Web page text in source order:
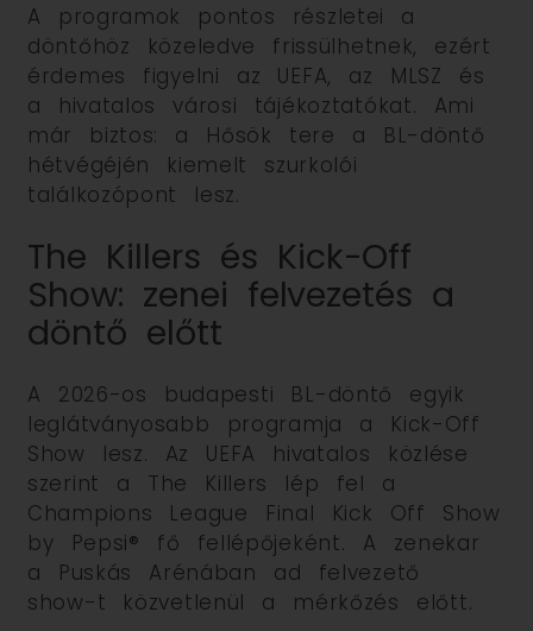
A programok pontos részletei a
döntőhöz közeledve frissülhetnek, ezért
érdemes figyelni az UEFA, az MLSZ és
a hivatalos városi tájékoztatókat. Ami
már biztos: a Hősök tere a BL-döntő
hétvégéjén kiemelt szurkolói
találkozópont lesz.
The Killers és Kick-Off
Show: zenei felvezetés a
döntő előtt
A 2026-os budapesti BL-döntő egyik
leglátványosabb programja a Kick-Off
Show lesz. Az UEFA hivatalos közlése
szerint a The Killers lép fel a
Champions League Final Kick Off Show
by Pepsi® fő fellépőjeként. A zenekar
a Puskás Arénában ad felvezető
show-t közvetlenül a mérkőzés előtt.